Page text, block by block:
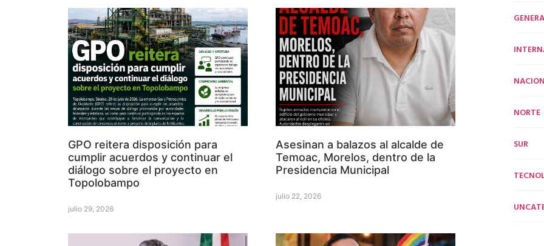
GPO reitera disposición para
cumplir acuerdos y continuar el
diálogo sobre el proyecto en
Topolobampo
julio 29, 2026
Asesinan a balazos al alcalde de
Temoac, Morelos, dentro de la
Presidencia Municipal
julio 22, 2026
NORTE
SUR